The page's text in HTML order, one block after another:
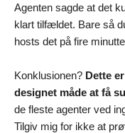
Agenten sagde at det
klart tilfældet. Bare så
hosts det på fire
Konklusionen? Dette
designet måde at få
de fleste agenter ved
Tilgiv mig for ikke at